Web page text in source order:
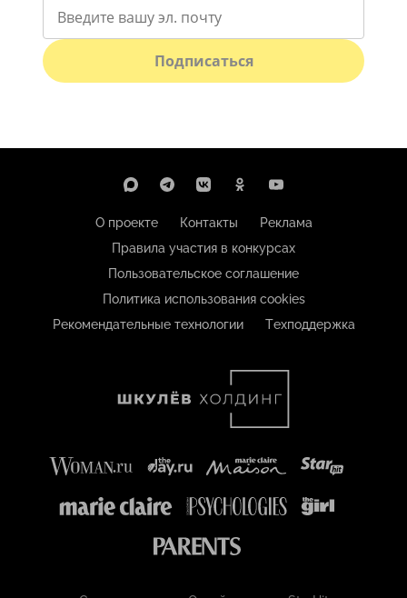
Подписаться
О проекте Контакты
Реклама
Правила участия в конкурсах
Пользовательское соглашение
Политика использования cookies
Рекомендательные технологии
Техподдержка